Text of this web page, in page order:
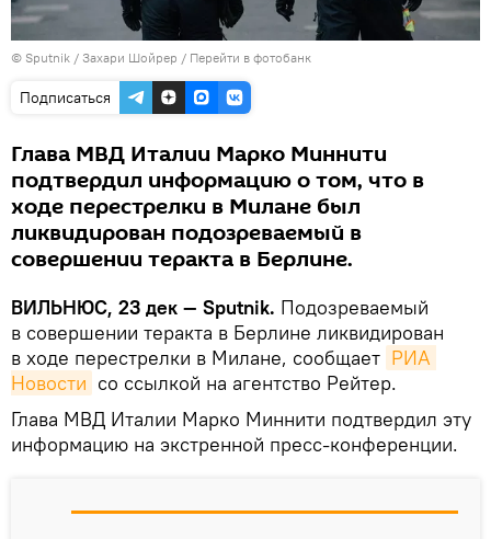
© Sputnik / Захари Шойрер / Перейти в фотобанк
Подписаться
Глава МВД Италии Марко Миннити
подтвердил информацию о том, что в
ходе перестрелки в Милане был
ликвидирован подозреваемый в
совершении теракта в Берлине.
ВИЛЬНЮС, 23 дек — Sputnik. Подозреваемый
в совершении теракта в Берлине ликвидирован
в ходе перестрелки в Милане, сообщает РИА
Новости со ссылкой на агентство Рейтер.
Глава МВД Италии Марко Миннити подтвердил эту
информацию на экстренной пресс-конференции.